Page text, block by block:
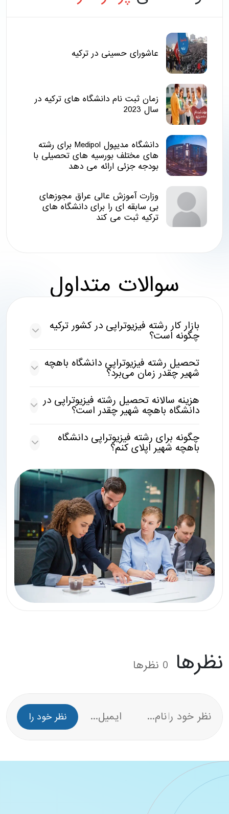
عاشورای حسینی در ترکیه
زمان ثبت نام دانشگاه های ترکیه در
سال 2023
دانشگاه مدیپول Medipol برای رشته
های مختلف بورسیه های تحصیلی با
بودجه جزئی ارائه می دهد
وزارت آموزش عالی عراق مجوزهای
بی سابقه ای را برای دانشگاه های
ترکیه ثبت می کند
سوالات متداول
بازار کار رشته فیزیوتراپی در کشور ترکیه
چگونه است؟
تحصیل رشته فیزیوتراپی دانشگاه باهچه
شهیر چقدر زمان می‌برد؟
هزینه سالانه تحصیل رشته فیزیوتراپی در
دانشگاه باهچه شهیر چقدر است؟
چگونه برای رشته فیزیوتراپی دانشگاه
باهچه شهیر اپلای کنم؟
0 نظرها
نظر خود را
بنویسید